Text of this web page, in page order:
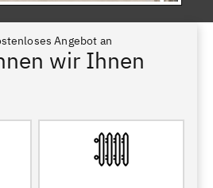
Angebot an
wir Ihnen